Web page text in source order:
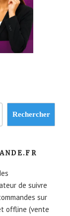
Rechercher
de suivre
sur
offline (vente